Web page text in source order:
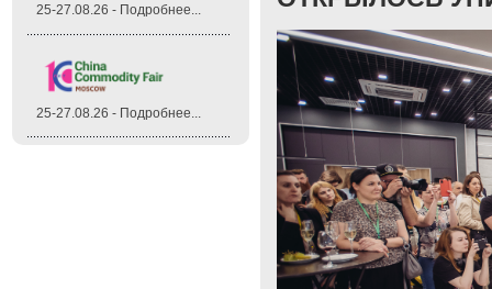
25-27.08.26 - Подробнее...
25-27.08.26 - Подробнее...